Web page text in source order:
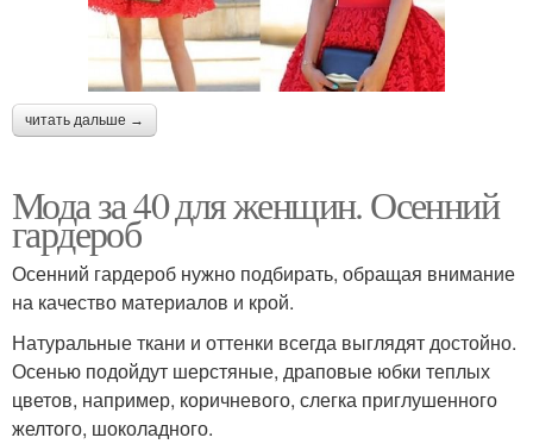
читать дальше →
Мода за 40 для женщин. Осенний
гардероб
Осенний гардероб нужно подбирать, обращая внимание
на качество материалов и крой.
Натуральные ткани и оттенки всегда выглядят достойно.
Осенью подойдут шерстяные, драповые юбки теплых
цветов, например, коричневого, слегка приглушенного
желтого, шоколадного.